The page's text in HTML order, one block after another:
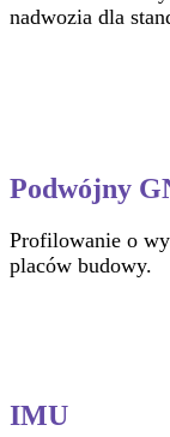
nadwozia dla
Podwójny
Profilowanie o
placów budowy.
IMU